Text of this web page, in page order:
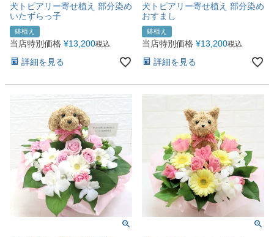
犬トピアリー寄せ植え 部分染め
いたずらっ子
鉢植え
当店特別価格 ¥13,200税込
詳細を見る
犬トピアリー寄せ植え 部分染め
おすまし
鉢植え
当店特別価格 ¥13,200税込
詳細を見る